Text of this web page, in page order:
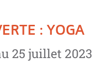
: YOGA
25 juillet 2023